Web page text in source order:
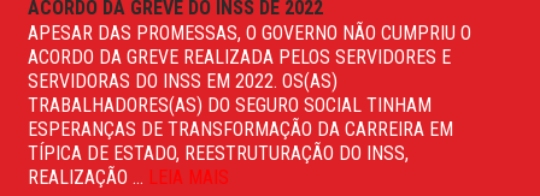
ACORDO DA GREVE DO INSS DE 2022
APESAR DAS PROMESSAS, O GOVERNO NÃO CUMPRIU O
ACORDO DA GREVE REALIZADA PELOS SERVIDORES E
SERVIDORAS DO INSS EM 2022. OS(AS)
TRABALHADORES(AS) DO SEGURO SOCIAL TINHAM
ESPERANÇAS DE TRANSFORMAÇÃO DA CARREIRA EM
TÍPICA DE ESTADO, REESTRUTURAÇÃO DO INSS,
REALIZAÇÃO ... LEIA MAIS